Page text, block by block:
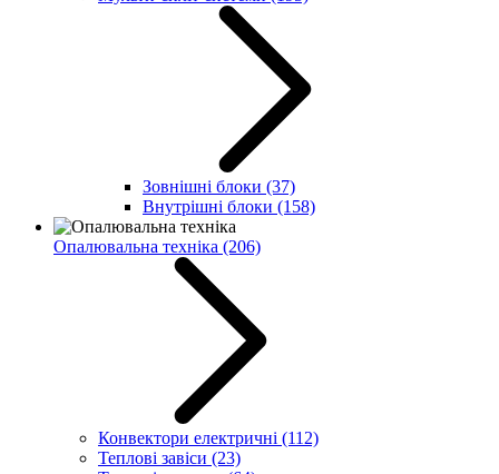
Зовнішні блоки (37)
Внутрішні блоки (158)
Опалювальна техніка (206)
Конвектори електричні (112)
Теплові завіси (23)